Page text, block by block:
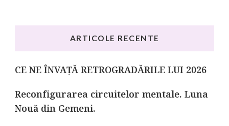
ARTICOLE RECENTE
CE NE ÎNVAȚĂ RETROGRADĂRILE LUI 2026
Reconfigurarea circuitelor mentale. Luna
Nouă din Gemeni.